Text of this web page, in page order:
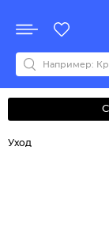
Все бренды
0-9ABCDEFGHIJ
Уход